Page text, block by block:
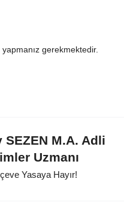
gerekmektedir.
SEZEN M.A. Adli
Uzmanı
Yasaya Hayır!